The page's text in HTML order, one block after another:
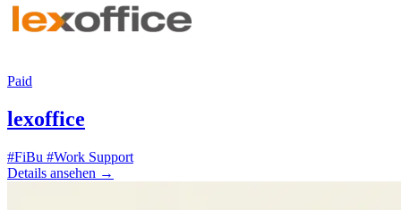
Paid
lexoffice
#FiBu #Work Support
Details ansehen →